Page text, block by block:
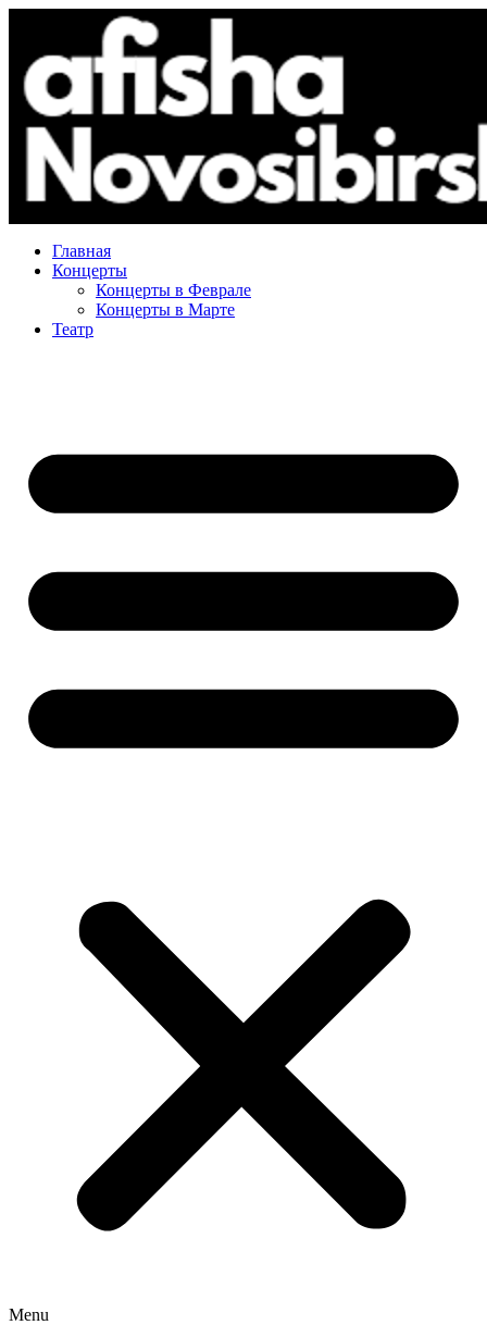
Главная
Концерты
Концерты в Феврале
Концерты в Марте
Театр
Menu